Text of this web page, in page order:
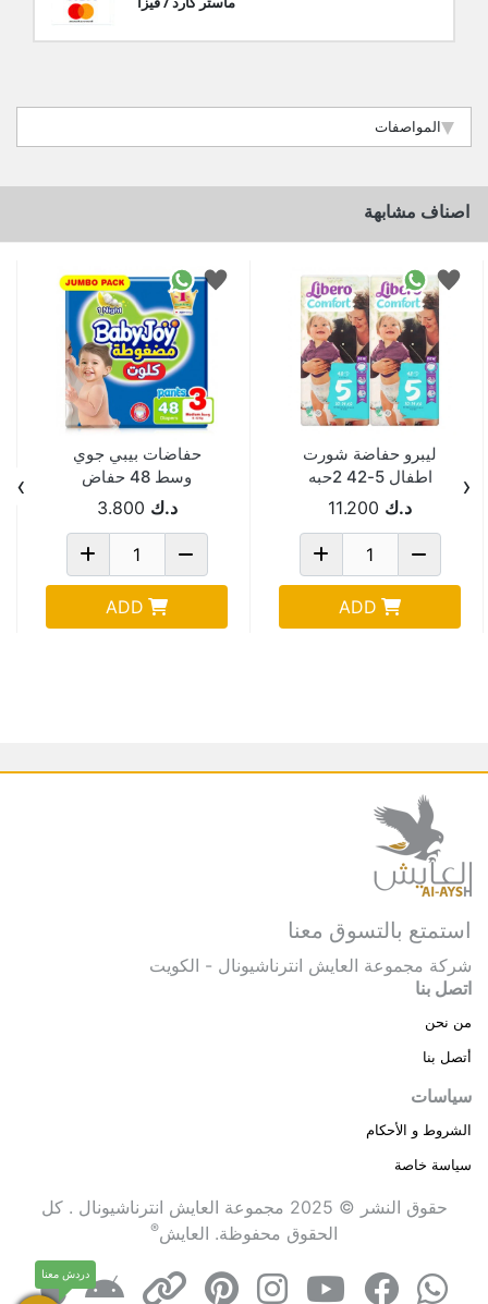
المواصفات
اصناف مشابهة
ليبرو حفاضة شورت
اطفال 5-42 2حبه
د.ك 11.200
ADD
حفاضات بيبي جوي
وسط 48 حفاض
د.ك 3.800
ADD
‹
›
استمتع بالتسوق معنا
شركة مجموعة العايش انترناشيونال - الكويت
اتصل بنا
من نحن
أتصل بنا
سياسات
الشروط و الأحكام
سياسة خاصة
حقوق النشر © 2025 مجموعة العايش انترناشيونال . كل
الحقوق محفوظة. العايش®
دردش معنا